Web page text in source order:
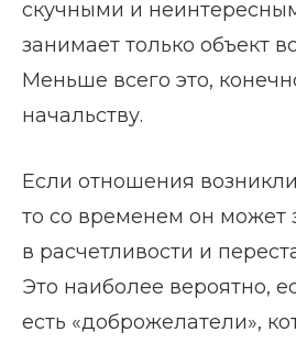
скучными и
занимает только объект
Меньше всего это,
начальству.
Если отношения
то со временем он может
в расчетливости и
Это наиболее вероятно,
есть «доброжелатели»,